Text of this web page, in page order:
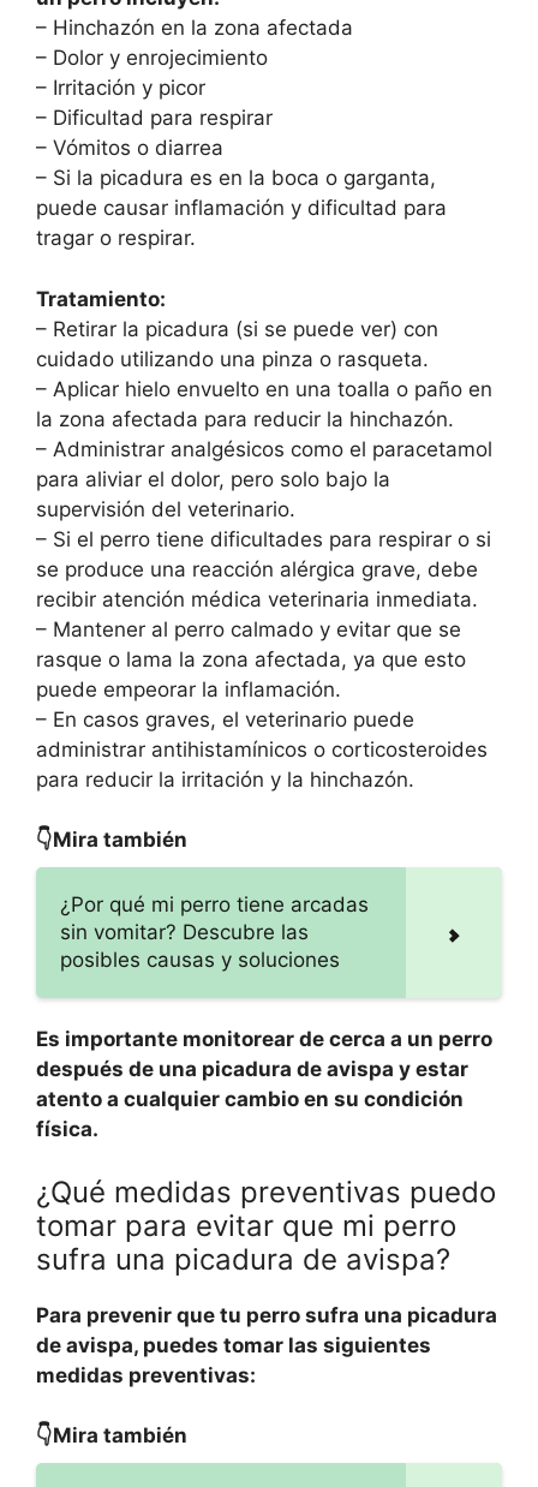
– Hinchazón en la zona afectada
– Dolor y enrojecimiento
– Irritación y picor
– Dificultad para respirar
– Vómitos o diarrea
– Si la picadura es en la boca o garganta,
puede causar inflamación y dificultad para
tragar o respirar.
Tratamiento:
– Retirar la picadura (si se puede ver) con
cuidado utilizando una pinza o rasqueta.
– Aplicar hielo envuelto en una toalla o paño en
la zona afectada para reducir la hinchazón.
– Administrar analgésicos como el paracetamol
para aliviar el dolor, pero solo bajo la
supervisión del veterinario.
– Si el perro tiene dificultades para respirar o si
se produce una reacción alérgica grave, debe
recibir atención médica veterinaria inmediata.
– Mantener al perro calmado y evitar que se
rasque o lama la zona afectada, ya que esto
puede empeorar la inflamación.
– En casos graves, el veterinario puede
administrar antihistamínicos o corticosteroides
para reducir la irritación y la hinchazón.
👇Mira también
¿Por qué mi perro tiene arcadas
sin vomitar? Descubre las
posibles causas y soluciones
Es importante monitorear de cerca a un perro
después de una picadura de avispa y estar
atento a cualquier cambio en su condición
física.
¿Qué medidas preventivas puedo
tomar para evitar que mi perro
sufra una picadura de avispa?
Para prevenir que tu perro sufra una picadura
de avispa, puedes tomar las siguientes
medidas preventivas:
👇Mira también